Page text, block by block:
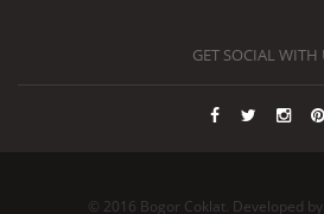
GET SOCIAL WITH
© 2016 Bogor Coklat. Developed